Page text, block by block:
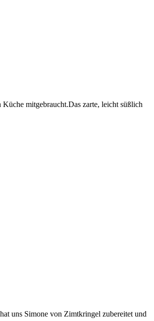
mitgebraucht.Das zarte, leicht süßlich
uns Simone von Zimtkringel zubereitet und